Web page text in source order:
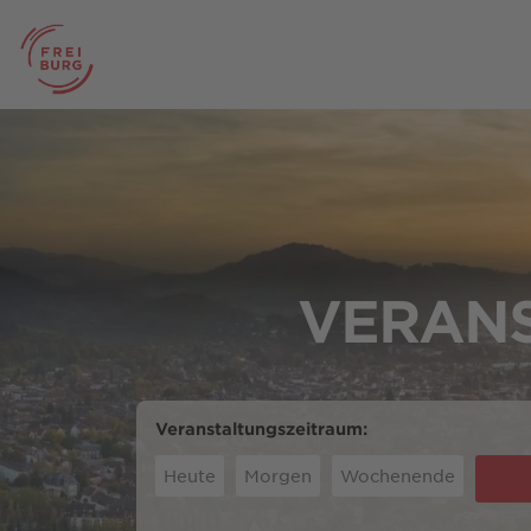
Veranstaltungszeitraum:
Heute Morgen Wochenende